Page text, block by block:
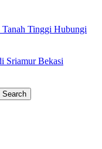
Tanah Tinggi Hubungi
Sriamur Bekasi